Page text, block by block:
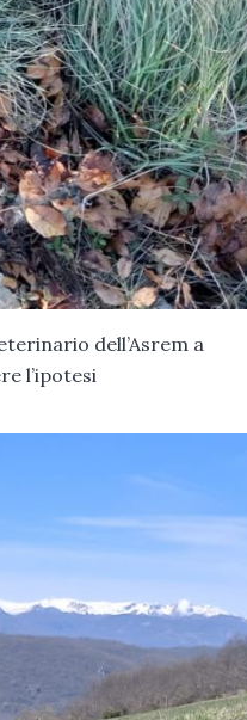
dell’Asrem a
l’ipotesi